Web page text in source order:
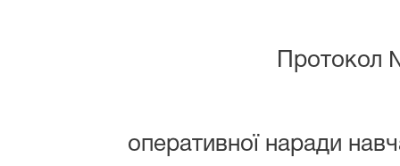
Протокол
оперативної наради